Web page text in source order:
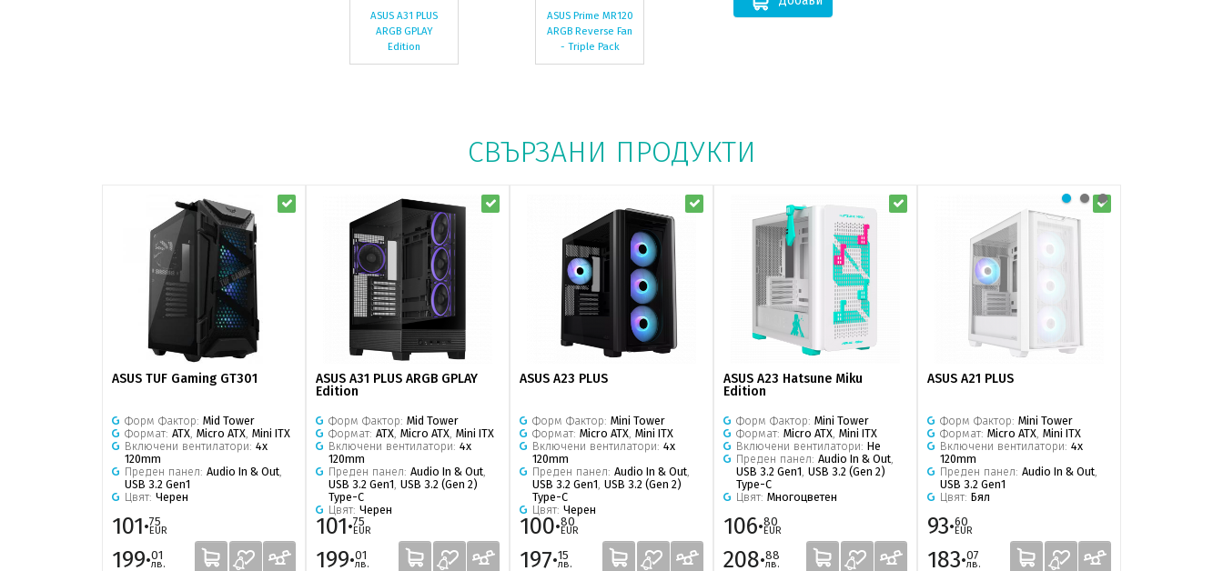
ASUS A31 PLUS
ARGB GPLAY
Edition
ASUS Prime MR120
ARGB Reverse Fan
- Triple Pack
СВЪРЗАНИ ПРОДУКТИ
ASUS TUF Gaming GT301
Форм Фактор: Mid Tower
Формат: ATX Micro ATX Mini ITX
Включени вентилатори: 4x
120mm
Преден панел: Audio In & Out
USB 3.2 Gen1
Цвят: Черен
101·75
EUR
199·01
лв.
ASUS A31 PLUS ARGB GPLAY
Edition
Форм Фактор: Mid Tower
Формат: ATX Micro ATX Mini ITX
Включени вентилатори: 4x
120mm
Преден панел: Audio In & Out
USB 3.2 Gen1 USB 3.2 (Gen 2)
Type-C
Цвят: Черен
101·75
EUR
199·01
лв.
ASUS A23 PLUS
Форм Фактор: Mini Tower
Формат: Micro ATX Mini ITX
Включени вентилатори: 4x
120mm
Преден панел: Audio In & Out
USB 3.2 Gen1 USB 3.2 (Gen 2)
Type-C
Цвят: Черен
100·80
EUR
197·15
лв.
ASUS A23 Hatsune Miku
Edition
Форм Фактор: Mini Tower
Формат: Micro ATX Mini ITX
Включени вентилатори: Не
Преден панел: Audio In & Out
USB 3.2 Gen1 USB 3.2 (Gen 2)
Type-C
Цвят: Многоцветен
106·80
EUR
208·88
лв.
ASUS A21 PLUS
Форм Фактор: Mini Tower
Формат: Micro ATX Mini ITX
Включени вентилатори: 4x
120mm
Преден панел: Audio In & Out
USB 3.2 Gen1
Цвят: Бял
93·60
EUR
183·07
лв.